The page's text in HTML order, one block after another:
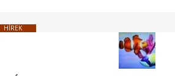
HÍREK